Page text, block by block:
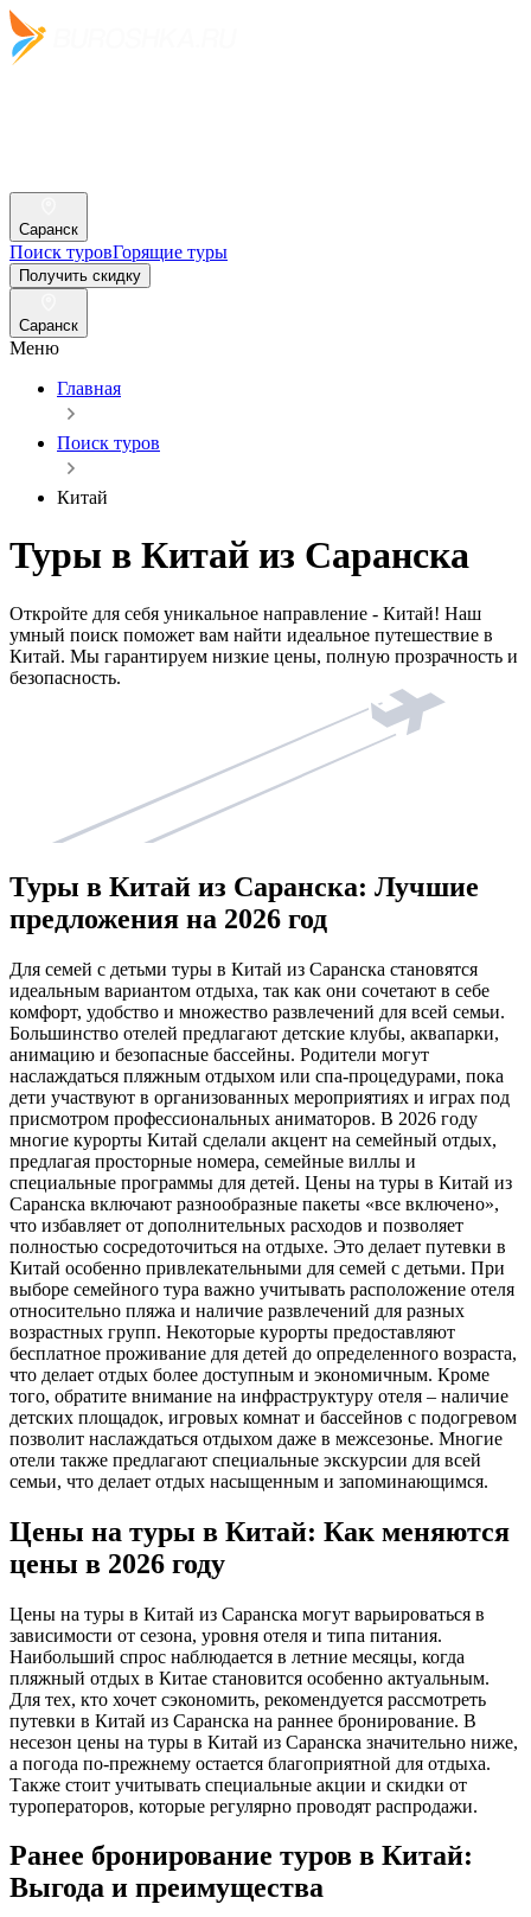
Саранск
Поиск туровГорящие туры
Получить скидку
Саранск
Меню
Главная
Поиск туров
Китай
Туры в Китай из Саранска
Откройте для себя уникальное направление - Китай! Наш
умный поиск поможет вам найти идеальное путешествие в
Китай. Мы гарантируем низкие цены, полную прозрачность и
безопасность.
Туры в Китай из Саранска: Лучшие
предложения на 2026 год
Для семей с детьми туры в Китай из Саранска становятся
идеальным вариантом отдыха, так как они сочетают в себе
комфорт, удобство и множество развлечений для всей семьи.
Большинство отелей предлагают детские клубы, аквапарки,
анимацию и безопасные бассейны. Родители могут
наслаждаться пляжным отдыхом или спа-процедурами, пока
дети участвуют в организованных мероприятиях и играх под
присмотром профессиональных аниматоров. В 2026 году
многие курорты Китай сделали акцент на семейный отдых,
предлагая просторные номера, семейные виллы и
специальные программы для детей. Цены на туры в Китай из
Саранска включают разнообразные пакеты «все включено»,
что избавляет от дополнительных расходов и позволяет
полностью сосредоточиться на отдыхе. Это делает путевки в
Китай особенно привлекательными для семей с детьми. При
выборе семейного тура важно учитывать расположение отеля
относительно пляжа и наличие развлечений для разных
возрастных групп. Некоторые курорты предоставляют
бесплатное проживание для детей до определенного возраста,
что делает отдых более доступным и экономичным. Кроме
того, обратите внимание на инфраструктуру отеля – наличие
детских площадок, игровых комнат и бассейнов с подогревом
позволит наслаждаться отдыхом даже в межсезонье. Многие
отели также предлагают специальные экскурсии для всей
семьи, что делает отдых насыщенным и запоминающимся.
Цены на туры в Китай: Как меняются
цены в 2026 году
Цены на туры в Китай из Саранска могут варьироваться в
зависимости от сезона, уровня отеля и типа питания.
Наибольший спрос наблюдается в летние месяцы, когда
пляжный отдых в Китае становится особенно актуальным.
Для тех, кто хочет сэкономить, рекомендуется рассмотреть
путевки в Китай из Саранска на раннее бронирование. В
несезон цены на туры в Китай из Саранска значительно ниже,
а погода по-прежнему остается благоприятной для отдыха.
Также стоит учитывать специальные акции и скидки от
туроператоров, которые регулярно проводят распродажи.
Ранее бронирование туров в Китай:
Выгода и преимущества